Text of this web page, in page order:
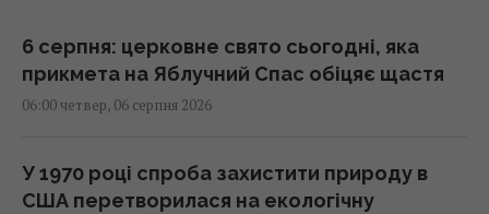
6 серпня: церковне свято сьогодні, яка
прикмета на Яблучний Спас обіцяє щастя
06:00 четвер, 06 серпня 2026
У 1970 році спроба захистити природу в
США перетворилася на екологічну